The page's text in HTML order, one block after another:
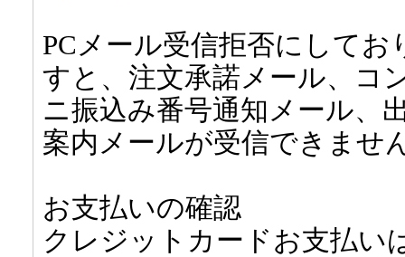
PCメール受信拒否にしてお
すと、注文承諾メール、コ
ニ振込み番号通知メール、
案内メールが受信できませ
お支払いの確認
クレジットカードお支払い